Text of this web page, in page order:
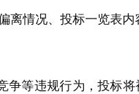
情况、投标一览表内
等违规行为，投标